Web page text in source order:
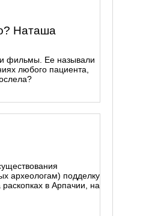
Наташа
фильмы. Ее называли
любого пациента,
археологам) подделку
в Арпачии, на